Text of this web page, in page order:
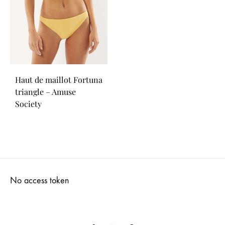
Haut de maillot Fortuna
triangle – Amuse
Society
No access token